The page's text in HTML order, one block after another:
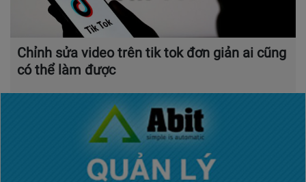
Chỉnh sửa video trên tik tok đơn giản ai cũng
có thể làm được